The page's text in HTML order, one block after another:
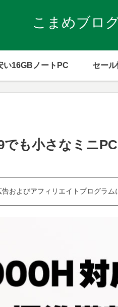
こまめブロ
い16GBノートPC セー
も小さなミニPC
告およびアフィリエイトプログラム